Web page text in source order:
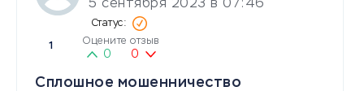
5 сентября 2023 в 07:46
1 Оцените отзыв
0 0
Сплошное мошенничество